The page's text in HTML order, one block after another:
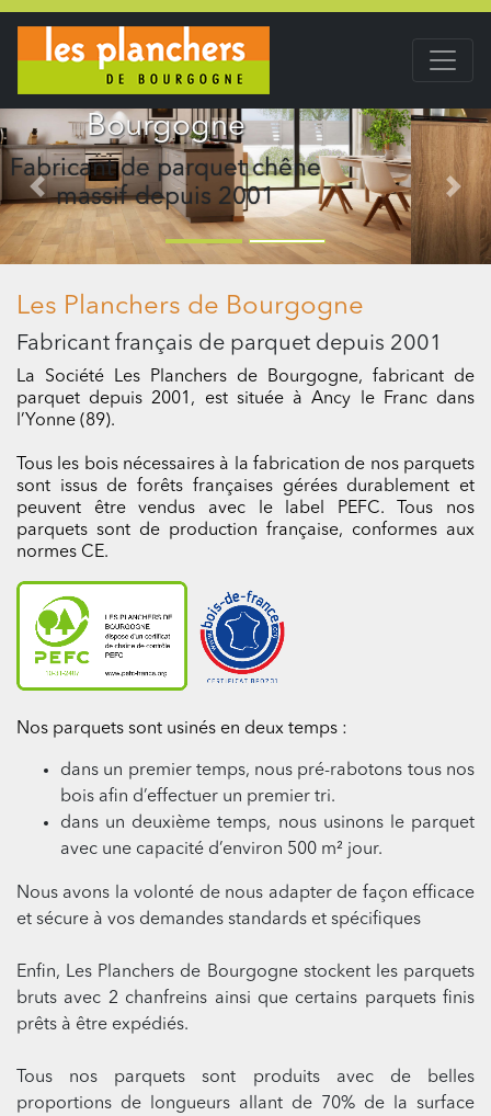
Des parquets pour
toutes vos envies...
Parquet 100% français
Précedent
Les Planchers de Bourgogne
Fabricant français de parquet depuis 2001
La Société Les Planchers de Bourgogne, fabricant de
parquet depuis 2001, est située à Ancy le Franc dans
l’Yonne (89).
Tous les bois nécessaires à la fabrication de nos parquets
sont issus de forêts françaises gérées durablement et
peuvent être vendus avec le label PEFC. Tous nos
parquets sont de production française, conformes aux
normes CE.
Nos parquets sont usinés en deux temps :
dans un premier temps, nous pré-rabotons tous nos
bois afin d’effectuer un premier tri.
dans un deuxième temps, nous usinons le parquet
avec une capacité d’environ 500 m² jour.
Nous avons la volonté de nous adapter de façon efficace
et sécure à vos demandes standards et spécifiques
Enfin, Les Planchers de Bourgogne stockent les parquets
bruts avec 2 chanfreins ainsi que certains parquets finis
prêts à être expédiés.
Tous nos parquets sont produits avec de belles
proportions de longueurs allant de 70% de la surface